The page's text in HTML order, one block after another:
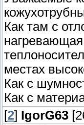
Как там с
местах
Как с
Как с
[2] IgorG63